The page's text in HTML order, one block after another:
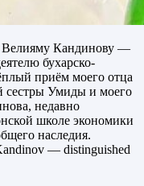
Велияму Кандинову —
бухарско-
приём моего отца
сестры Умиды и моего
недавно
школе экономики
наследия.
— distinguished